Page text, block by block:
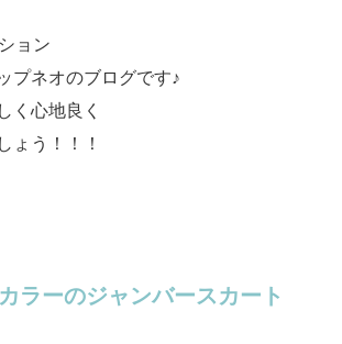
ョン
プネオのブログです♪
く心地良く
ょう！！！
ラーのジャンバースカート